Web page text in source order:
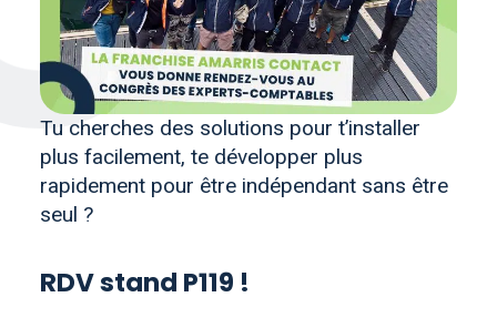
Tu cherches des solutions pour t’installer
plus facilement, te développer plus
rapidement pour être indépendant sans être
seul ?
RDV stand P119 !